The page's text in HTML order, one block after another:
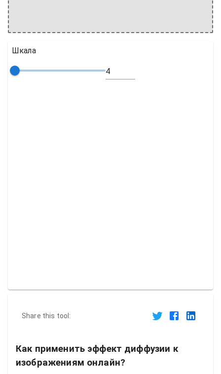
Шкала
Share this tool:
Как применить эффект диффузии к
изображениям онлайн?